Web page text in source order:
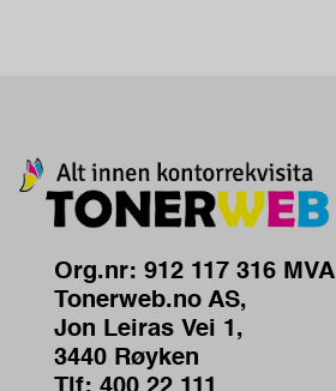
Org.nr: 912 117 316 MVA
Tonerweb.no AS,
Jon Leiras Vei 1,
3440 Røyken